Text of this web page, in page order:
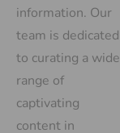
information. Our
team is dedicated
to curating a wide
range of
captivating
content in